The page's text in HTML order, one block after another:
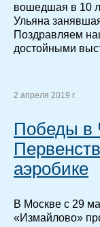
вошедшая в 10
Ульяна
Поздравляем
достойными
2 апреля 2019 г.
Победы в
аэробике
В Москве с 29
«Измайлово»